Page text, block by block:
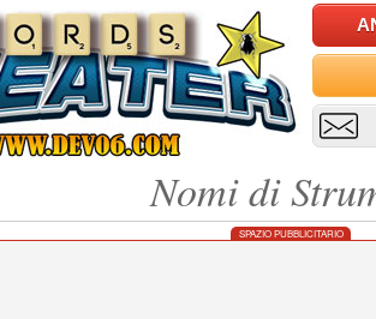
Nomi di
SPAZIO PUBBLICITARIO